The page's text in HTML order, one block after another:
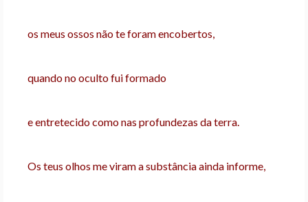
os meus ossos não te foram encobertos,
quando no oculto fui formado
e entretecido como nas profundezas da terra.
Os teus olhos me viram a substância ainda informe,